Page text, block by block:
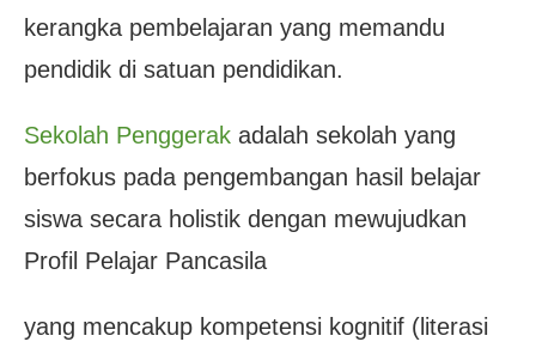
kerangka pembelajaran yang memandu
pendidik di satuan pendidikan.
Sekolah Penggerak adalah sekolah yang
berfokus pada pengembangan hasil belajar
siswa secara holistik dengan mewujudkan
Profil Pelajar Pancasila
yang mencakup kompetensi kognitif (literasi